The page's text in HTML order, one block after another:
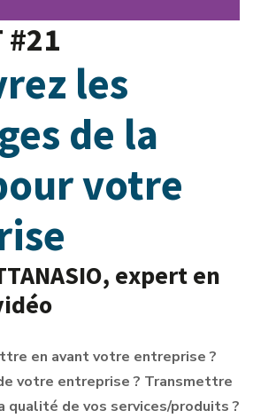
#21
les
de la
votre
expert en
en avant votre entreprise ?
votre entreprise ? Transmettre
qualité de vos services/produits ?